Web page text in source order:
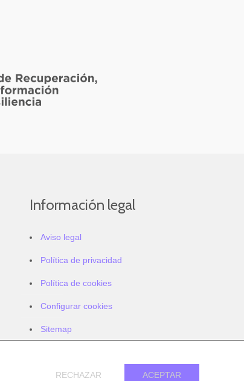
Información legal
Aviso legal
Política de privacidad
Política de cookies
Configurar cookies
Sitemap
ACEPTAR
RECHAZAR